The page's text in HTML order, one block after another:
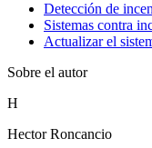
Detección de
Sistemas contra
Actualizar el
Sobre el autor
H
Hector Roncancio